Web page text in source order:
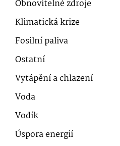
Obnovitelné zdroje
Klimatická krize
Fosilní paliva
Ostatní
Vytápění a chlazení
Voda
Vodík
Úspora energií